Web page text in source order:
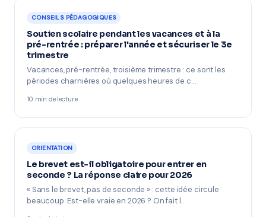
CONSEILS PÉDAGOGIQUES
Soutien scolaire pendant les vacances et à la
pré-rentrée : préparer l'année et sécuriser le 3e
trimestre
Vacances, pré-rentrée, troisième trimestre : ce sont les
périodes charnières où quelques heures de c…
10 min de lecture
ORIENTATION
Le brevet est-il obligatoire pour entrer en
seconde ? La réponse claire pour 2026
« Sans le brevet, pas de seconde » : cette idée circule
beaucoup. Est-elle vraie en 2026 ? On fait l…